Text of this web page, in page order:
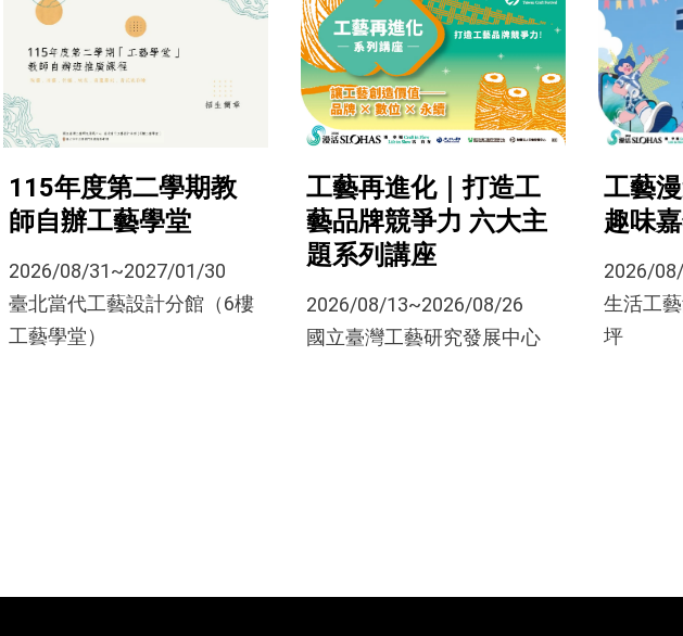
115年度第二學期教
師自辦工藝學堂
2026/08/31~2027/01/30
臺北當代工藝設計分館（6樓
工藝學堂）
工藝再進化｜打造工
藝品牌競爭力 六大主
題系列講座
2026/08/13~2026/08/26
國立臺灣工藝研究發展中心
工藝
趣味
2026/
生活工
坪